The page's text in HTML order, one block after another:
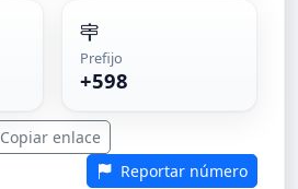
Prefijo
+598
Copiar enlace
Reportar número